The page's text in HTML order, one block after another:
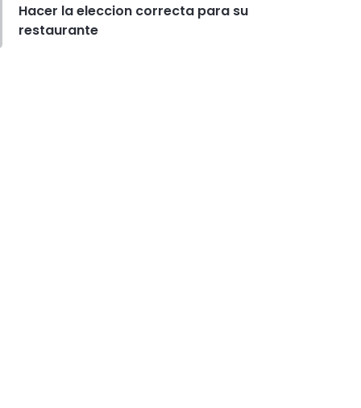
Hacer la eleccion correcta para su
restaurante